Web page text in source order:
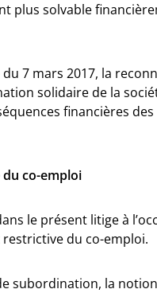
plus solvable
7 mars 2017, la
solidaire de la
financières
co-emploi
le présent litige à
du co-emploi.
subordination, la